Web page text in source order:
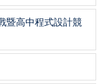
暨高中程式設計競